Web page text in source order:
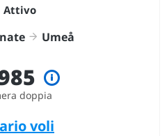
Attivo
Umeå
doppia
voli